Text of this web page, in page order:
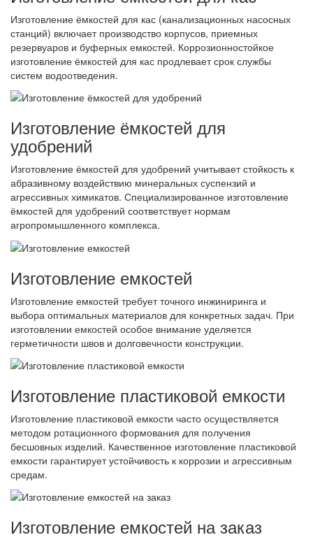
Изготовление ёмкостей для кас (канализационных насосных
станций) включает производство корпусов, приемных
резервуаров и буферных емкостей. Коррозионностойкое
изготовление ёмкостей для кас продлевает срок службы
систем водоотведения.
Изготовление ёмкостей для
удобрений
Изготовление ёмкостей для удобрений учитывает стойкость к
абразивному воздействию минеральных суспензий и
агрессивных химикатов. Специализированное изготовление
ёмкостей для удобрений соответствует нормам
агропромышленного комплекса.
Изготовление емкостей
Изготовление емкостей требует точного инжиниринга и
выбора оптимальных материалов для конкретных задач. При
изготовлении емкостей особое внимание уделяется
герметичности швов и долговечности конструкции.
Изготовление пластиковой емкости
Изготовление пластиковой емкости часто осуществляется
методом ротационного формования для получения
бесшовных изделий. Качественное изготовление пластиковой
емкости гарантирует устойчивость к коррозии и агрессивным
средам.
Изготовление емкостей на заказ